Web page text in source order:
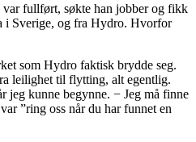
var fullført, søkte han jobber og fikk
i Sverige, og fra Hydro. Hvorfor
som Hydro faktisk brydde seg.
leilighet til flytting, alt egentlig.
jeg kunne begynne. − Jeg må finne
”ring oss når du har funnet en